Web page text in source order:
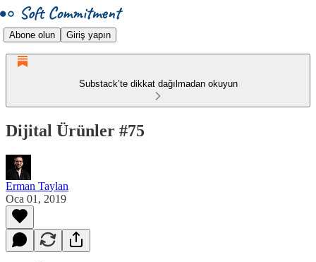
Abone olun Giriş yapın
Substack’te dikkat dağılmadan okuyun
Dijital Ürünler #75
Erman Taylan
Oca 01, 2019